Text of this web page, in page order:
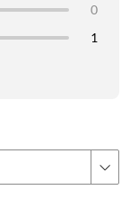
och andra
0
1